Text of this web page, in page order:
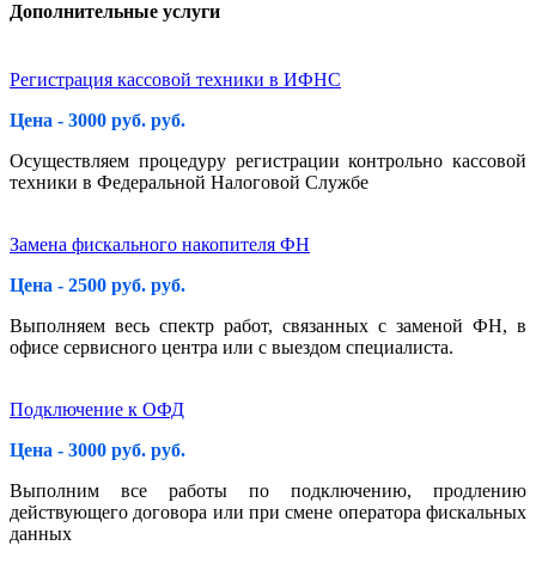
Дополнительные услуги
Регистрация кассовой техники в ИФНС
Цена - 3000 руб. руб.
Осуществляем процедуру регистрации контрольно кассовой
техники в Федеральной Налоговой Службе
Замена фискального накопителя ФН
Цена - 2500 руб. руб.
Выполняем весь спектр работ, связанных с заменой ФН, в
офисе сервисного центра или с выездом специалиста.
Подключение к ОФД
Цена - 3000 руб. руб.
Выполним все работы по подключению, продлению
действующего договора или при смене оператора фискальных
данных